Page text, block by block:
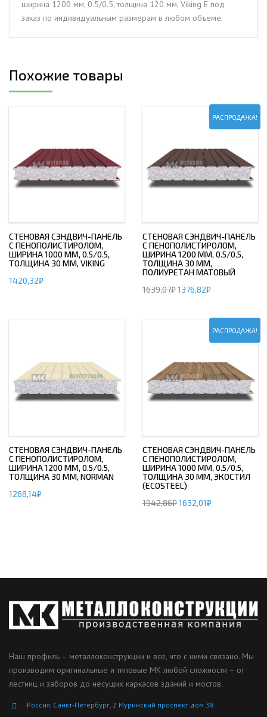
толщина
120
мм,
ширина 1200 мм, 0.5/0.5, толщина 120 мм, Viking E под
заказ по индивидуальным размерам в любом объеме.
Похожие товары
СТЕНОВАЯ СЭНДВИЧ-ПАНЕЛЬ
С ПЕНОПОЛИСТИРОЛОМ,
ШИРИНА 1000 ММ, 0.5/0.5,
ТОЛЩИНА 30 ММ, VIKING
1420,32₽
РАСПРОДАЖА!
СТЕНОВАЯ СЭНДВИЧ-ПАНЕЛЬ
С ПЕНОПОЛИСТИРОЛОМ,
ШИРИНА 1200 ММ, 0.5/0.5,
ТОЛЩИНА 30 ММ,
ПОЛИУРЕТАН МАТОВЫЙ
1639,07₽1376,82₽
СТЕНОВАЯ СЭНДВИЧ-ПАНЕЛЬ
С ПЕНОПОЛИСТИРОЛОМ,
ШИРИНА 1200 ММ, 0.5/0.5,
ТОЛЩИНА 30 ММ, NORMAN
1268,14₽
РАСПРОДАЖА!
СТЕНОВАЯ СЭНДВИЧ-ПАНЕЛЬ
С ПЕНОПОЛИСТИРОЛОМ,
ШИРИНА 1000 ММ, 0.5/0.5,
ТОЛЩИНА 30 ММ, ЭКОСТИЛ
(ECOSTEEL)
1942,86₽1632,01₽
Наш профиль – металлоконструкции и все, что с ними связано. Мы
производим оригинальные и типовые МК любой сложности – от
лестниц и заборов до несущих каркасов зданий и мостов.
Россия, Санкт-Петербург, 2 Муринский проспект дом 38